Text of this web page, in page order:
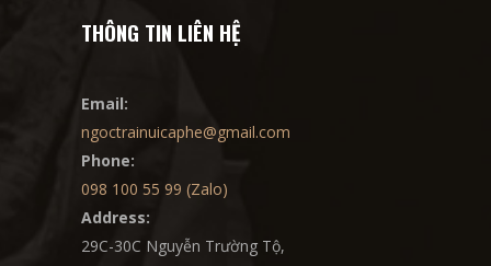
THÔNG TIN LIÊN HỆ
Email:
ngoctrainuicaphe@gmail.com
Phone:
098 100 55 99 (Zalo)
Address:
29C-30C Nguyễn Trường Tộ,